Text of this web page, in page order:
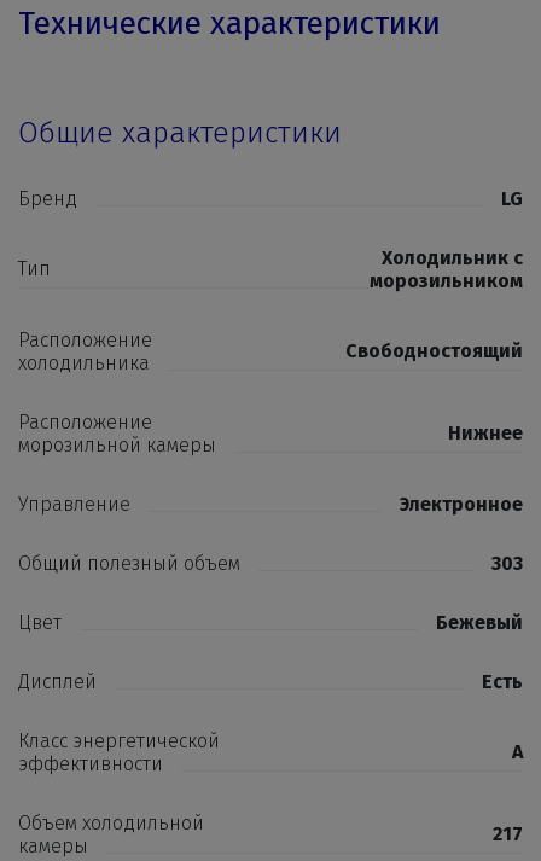
Технические характеристики
Общие характеристики
Бренд LG
Тип
Холодильник с
морозильником
Расположение
холодильника
Свободностоящий
Расположение
морозильной камеры
Нижнее
Управление Электронное
Общий полезный объем 303
Цвет Бежевый
Дисплей Есть
Класс энергетической
эффективности
A
Объем холодильной
камеры
217